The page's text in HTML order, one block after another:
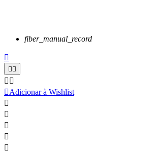
fiber_manual_record

 
 
Adicionar à Wishlist




